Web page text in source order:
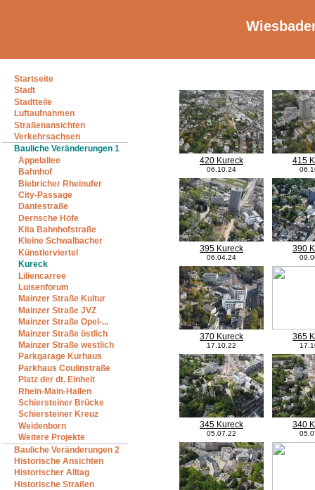
Startseite
Stadt
Stadtteile
Luftaufnahmen
Straßenansichten
Verkehrsachsen
Bauliche Veränderungen 1
Äppelallee
Bahnhof
Biebricher Rheinufer
City-Passage
Dantestraße
Dernsche Höfe
Kita Bahnhofstraße
Kleine Schwalbacher
Künstlerviertel
Kureck
Liliencarree
Luisenforum
Mainzer Straße Kultur
Mainzer Straße JVZ
Mainzer Straße Opel-...
Mainzer Straße östlich
Mainzer Straße westlich
Parkgarage Kurhaus
Parkhaus Coulinstraße
Platz der dt. Einheit
Rhein-Main-Hallen
Schiersteiner Brücke
Schiersteiner Kreuz
Weidenborn
Weitere Projekte
Bauliche Veränderungen 2
Historische Ansichten
Historischer Alltag
Historische Straßen
420 Kureck
06.10.24
415
395 Kureck
06.04.24
390
370 Kureck
17.10.22
365
345 Kureck
05.07.22
340